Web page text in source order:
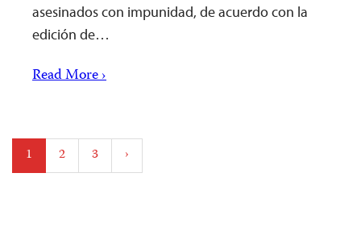
asesinados con impunidad, de acuerdo con la
edición de…
Read More ›
Posts
pagination
1 2 3 ›